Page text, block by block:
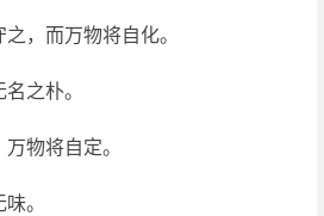
，而万物将自化。
之朴。
物将自定。
。